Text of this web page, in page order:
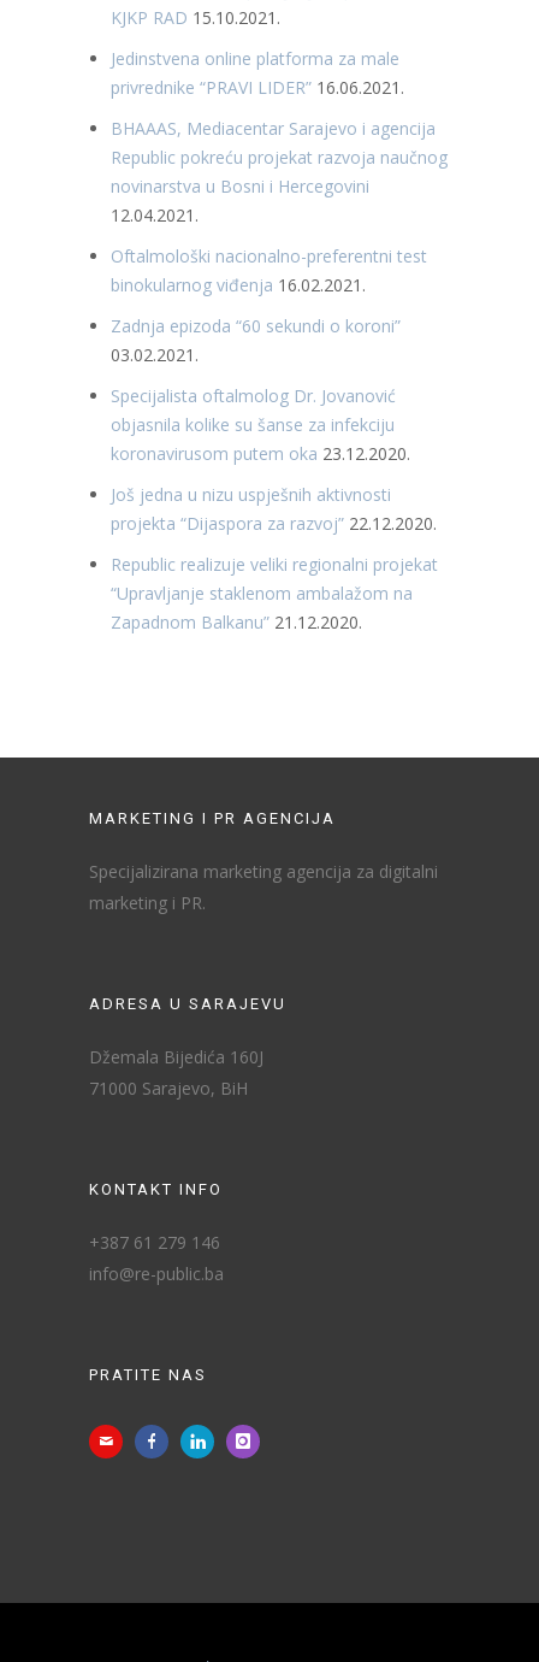
KJKP RAD 15.10.2021.
Jedinstvena online platforma za male
privrednike “PRAVI LIDER” 16.06.2021.
BHAAAS, Mediacentar Sarajevo i agencija
Republic pokreću projekat razvoja naučnog
novinarstva u Bosni i Hercegovini
12.04.2021.
Oftalmološki nacionalno-preferentni test
binokularnog viđenja 16.02.2021.
Zadnja epizoda “60 sekundi o koroni”
03.02.2021.
Specijalista oftalmolog Dr. Jovanović
objasnila kolike su šanse za infekciju
koronavirusom putem oka 23.12.2020.
Još jedna u nizu uspješnih aktivnosti
projekta “Dijaspora za razvoj” 22.12.2020.
Republic realizuje veliki regionalni projekat
“Upravljanje staklenom ambalažom na
Zapadnom Balkanu” 21.12.2020.
MARKETING I PR AGENCIJA
Specijalizirana marketing agencija za digitalni
marketing i PR.
ADRESA U SARAJEVU
Džemala Bijedića 160J
71000 Sarajevo, BiH
KONTAKT INFO
+387 61 279 146
info@re-public.ba
PRATITE NAS